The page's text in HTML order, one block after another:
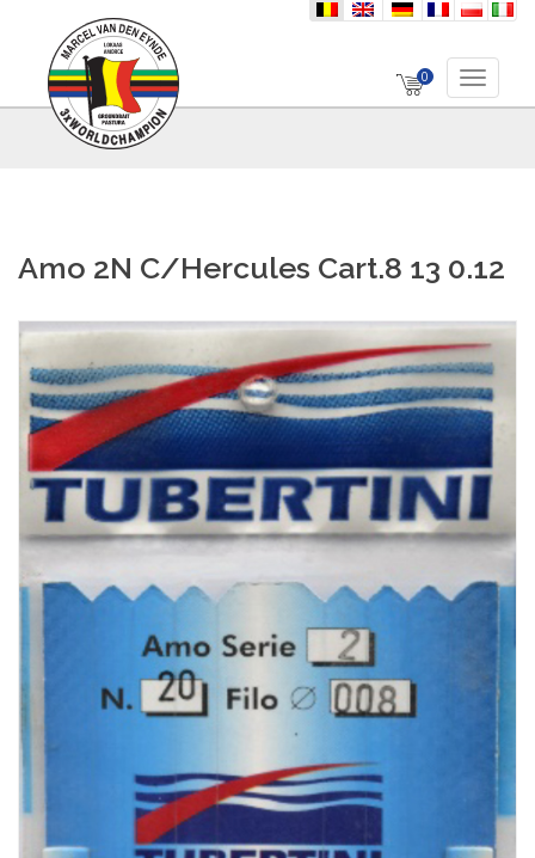
nl en de fr pl it
0 Toggle
Amo 2N C/Hercules Cart.8 13 0.12